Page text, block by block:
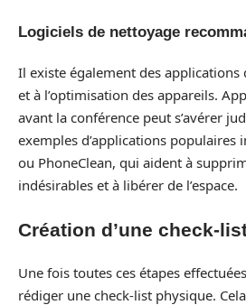
Logiciels de nettoyage
Il existe également des applications
et à l’optimisation des appareils.
avant la conférence peut s’avérer
exemples d’applications populaires
ou PhoneClean, qui aident à
indésirables et à libérer de l’espace.
Création d’une check-
Une fois toutes ces étapes
rédiger une check-list physique.